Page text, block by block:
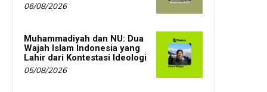
06/08/2026
Muhammadiyah dan NU: Dua
Wajah Islam Indonesia yang
Lahir dari Kontestasi Ideologi
05/08/2026